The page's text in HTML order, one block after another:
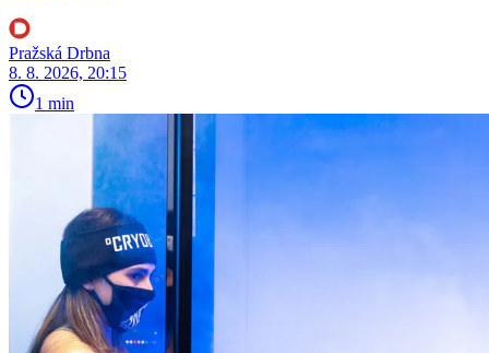
Pražská Drbna
8. 8. 2026, 20:15
1 min